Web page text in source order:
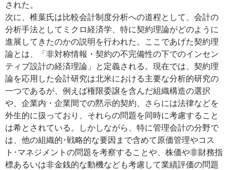
された。
次に、椎葉氏は比較会計制度分析への道程として、会計の
分析手法としてミクロ経済学、特に契約理論がどのように
進展してきたのかの説明を行われた。ここであげた契約理
論とは、「非対称情報・契約の不完備性の下でのインセン
ティブ設計の経済理論」と定義される。現在では、契約理
論を応用した会計研究は北米における主要な分析的研究の
一つであるが、例えば権限委譲を含んだ組織構造の選択
や、企業内・企業間での黙示的契約、さらには法律などを
外生的に扱っており、それらの問題を同時に考慮すること
は希とされている。しかしながら、特に管理会計の分野で
は、他の組織的･戦略的な要因まで含めて原価管理やコス
ト･マネジメントの問題を考察することや、株価や非財務指
標あるいは非金銭的な動機なども考慮して業績評価の問題